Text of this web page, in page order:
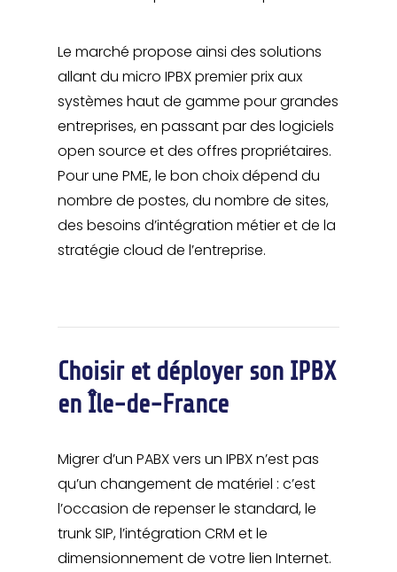
Le marché propose ainsi des solutions
allant du micro IPBX premier prix aux
systèmes haut de gamme pour grandes
entreprises, en passant par des logiciels
open source et des offres propriétaires.
Pour une PME, le bon choix dépend du
nombre de postes, du nombre de sites,
des besoins d’intégration métier et de la
stratégie cloud de l’entreprise.
Choisir et déployer son IPBX
en Île-de-France
Migrer d’un PABX vers un IPBX n’est pas
qu’un changement de matériel : c’est
l’occasion de repenser le standard, le
trunk SIP, l’intégration CRM et le
dimensionnement de votre lien Internet.